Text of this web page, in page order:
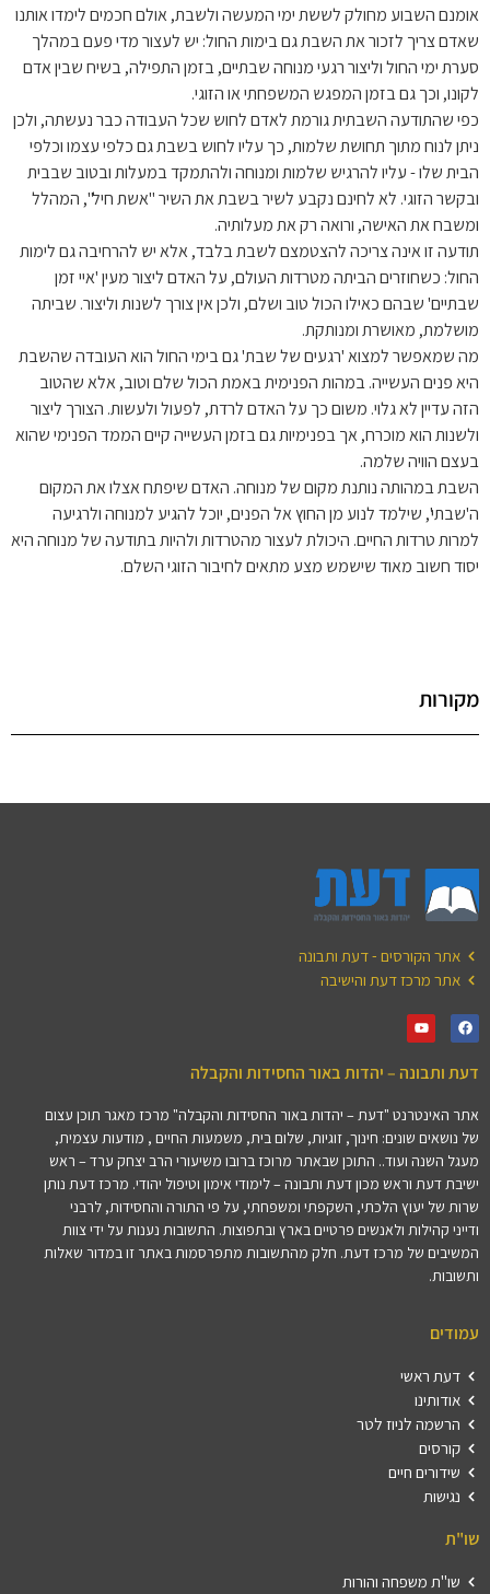
אומנם השבוע מחולק לששת ימי המעשה ולשבת, אולם חכמים לימדו אותנו
שאדם צריך לזכור את השבת גם בימות החול: יש לעצור מדי פעם במהלך
סערת ימי החול וליצור רגעי מנוחה שבתיים, בזמן התפילה, בשיח שבין אדם
לקונו, וכך גם בזמן המפגש המשפחתי או הזוגי.
כפי שהתודעה השבתית גורמת לאדם לחוש שכל העבודה כבר נעשתה, ולכן
ניתן לנוח מתוך תחושת שלמות, כך עליו לחוש בשבת גם כלפי עצמו וכלפי
הבית שלו - עליו להרגיש שלמות ומנוחה ולהתמקד במעלות ובטוב שבבית
ובקשר הזוגי. לא לחינם נקבע לשיר בשבת את השיר "אשת חיל", המהלל
ומשבח את האישה, ורואה רק את מעלותיה.
תודעה זו אינה צריכה להצטמצם לשבת בלבד, אלא יש להרחיבה גם לימות
החול: כשחוזרים הביתה מטרדות העולם, על האדם ליצור מעין 'איי זמן
שבתיים' שבהם כאילו הכול טוב ושלם, ולכן אין צורך לשנות וליצור. שביתה
מושלמת, מאושרת ומנותקת.
מה שמאפשר למצוא 'רגעים של שבת' גם בימי החול הוא העובדה שהשבת
היא פנים העשייה. במהות הפנימית באמת הכול שלם וטוב, אלא שהטוב
הזה עדיין לא גלוי. משום כך על האדם לרדת, לפעול ולעשות. הצורך ליצור
ולשנות הוא מוכרח, אך בפנימיות גם בזמן העשייה קיים הממד הפנימי שהוא
בעצם הוויה שלמה.
השבת במהותה נותנת מקום של מנוחה. האדם שיפתח אצלו את המקום
ה'שבתי', שילמד לנוע מן החוץ אל הפנים, יוכל להגיע למנוחה ולרגיעה
למרות טרדות החיים. היכולת לעצור מהטרדות ולהיות בתודעה של מנוחה היא
יסוד חשוב מאוד שישמש מצע מתאים לחיבור הזוגי השלם.
מקורות
אתר הקורסים - דעת ותבונה
אתר מרכז דעת והישיבה
דעת ותבונה – יהדות באור החסידות והקבלה
אתר האינטרנט "דעת – יהדות באור החסידות והקבלה" מרכז מאגר תוכן עצום
של נושאים שונים: חינוך, זוגיות, שלום בית, משמעות החיים , מודעות עצמית,
מעגל השנה ועוד.. התוכן שבאתר מרוכז ברובו משיעורי הרב יצחק ערד – ראש
ישיבת דעת וראש מכון דעת ותבונה – לימודי אימון וטיפול יהודי. מרכז דעת נותן
שרות של יעוץ הלכתי, השקפתי ומשפחתי, על פי התורה והחסידות, לרבני
ודייני קהילות ולאנשים פרטיים בארץ ובתפוצות. התשובות נענות על ידי צוות
המשיבים של מרכז דעת. חלק מהתשובות מתפרסמות באתר זו במדור שאלות
ותשובות.
עמודים
דעת ראשי
אודותינו
הרשמה לניוז לטר
קורסים
שידורים חיים
נגישות
שו"ת
שו"ת משפחה והורות